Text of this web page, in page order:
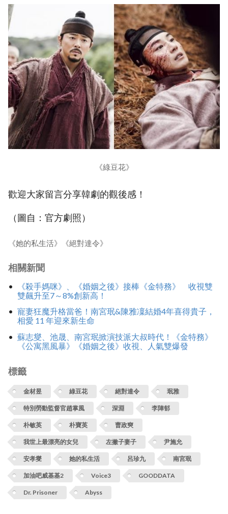
《綠豆花》
歡迎大家留言分享韓劇的觀後感！
（圖自：官方劇照）
《她的私生活》《絕對達令》
相關新聞
《殺手媽咪》、《婚姻之後》接棒《金特務》 收視雙
雙飆升至7～8%創新高！
寵妻狂魔升格當爸！南宮珉&陳雅凜結婚4年喜得貴子，
相愛 11 年迎來新生命
蘇志燮、池晟、南宮珉掀演技派大叔時代！《金特務》
《公寓黑風暴》《婚姻之後》收視、人氣雙爆發
標籤
金材昱 綠豆花 絕對達令 珉雅
特別勞動監督官趙掌風 深淵 李陣郁
朴敏英 朴寶英 曹政奭
我世上最漂亮的女兒 左撇子妻子 尹施允
安孝燮 她的私生活 呂珍九 南宮珉
加油吧威基基2 Voice3 GOODDATA
Dr. Prisoner Abyss